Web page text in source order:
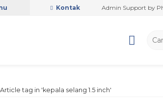
Kontak
SAFETY MANDIRI OFFICIAL Admin Support by
Article tag in 'kepala selang 1.5 inch'